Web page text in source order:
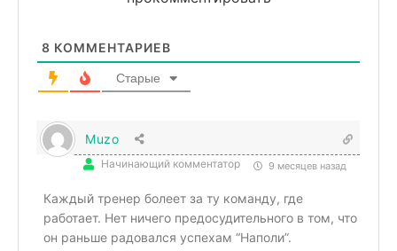
8 КОММЕНТАРИЕВ
Старые
Muzo
Начинающий комментатор 9 месяцев назад
Каждый тренер болеет за ту команду, где
работает. Нет ничего предосудительного в том, что
он раньше радовался успехам “Наполи”.